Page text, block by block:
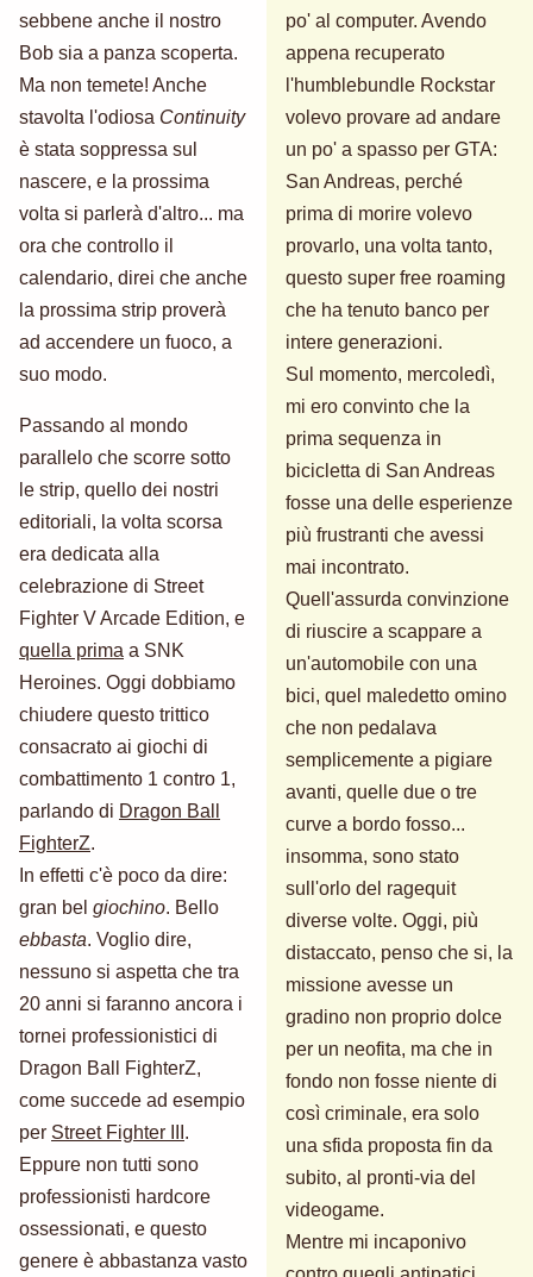
sebbene anche il nostro
Bob sia a panza scoperta.
Ma non temete! Anche
stavolta l'odiosa Continuity
è stata soppressa sul
nascere, e la prossima
volta si parlerà d'altro... ma
ora che controllo il
calendario, direi che anche
la prossima strip proverà
ad accendere un fuoco, a
suo modo.
Passando al mondo
parallelo che scorre sotto
le strip, quello dei nostri
editoriali, la volta scorsa
era dedicata alla
celebrazione di Street
Fighter V Arcade Edition, e
quella prima a SNK
Heroines. Oggi dobbiamo
chiudere questo trittico
consacrato ai giochi di
combattimento 1 contro 1,
parlando di Dragon Ball
FighterZ.
In effetti c'è poco da dire:
gran bel giochino. Bello
ebbasta. Voglio dire,
nessuno si aspetta che tra
20 anni si faranno ancora i
tornei professionistici di
Dragon Ball FighterZ,
come succede ad esempio
per Street Fighter III .
Eppure non tutti sono
professionisti hardcore
ossessionati, e questo
genere è abbastanza vasto
po' al computer. Avendo
appena recuperato
l'humblebundle Rockstar
volevo provare ad andare
un po' a spasso per GTA:
San Andreas, perché
prima di morire volevo
provarlo, una volta tanto,
questo super free roaming
che ha tenuto banco per
intere generazioni.
Sul momento, mercoledì,
mi ero convinto che la
prima sequenza in
bicicletta di San Andreas
fosse una delle esperienze
più frustranti che avessi
mai incontrato.
Quell'assurda convinzione
di riuscire a scappare a
un'automobile con una
bici, quel maledetto omino
che non pedalava
semplicemente a pigiare
avanti, quelle due o tre
curve a bordo fosso...
insomma, sono stato
sull'orlo del ragequit
diverse volte. Oggi, più
distaccato, penso che si, la
missione avesse un
gradino non proprio dolce
per un neofita, ma che in
fondo non fosse niente di
così criminale, era solo
una sfida proposta fin da
subito, al pronti-via del
videogame.
Mentre mi incaponivo